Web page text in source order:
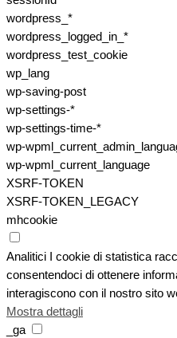
wordpress_*
wordpress_logged_in_*
wordpress_test_cookie
wp_lang
wp-saving-post
wp-settings-*
wp-settings-time-*
wp-
wp-wpml_current_language
XSRF-TOKEN
XSRF-TOKEN_LEGACY
mhcookie
Analitici
I cookie di statistica
consentendoci di ottenere
interagiscono con il nostro sito
Mostra dettagli
_ga